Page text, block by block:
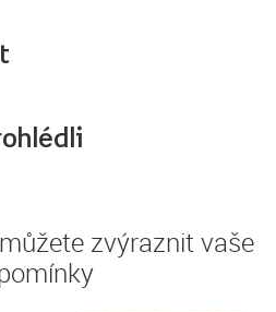
zvýraznit vaše